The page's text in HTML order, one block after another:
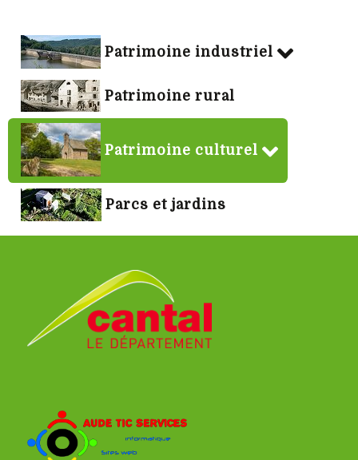
Patrimoine industriel
Patrimoine rural
Patrimoine culturel
Parcs et jardins